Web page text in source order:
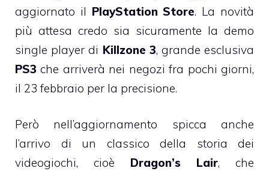
aggiornato il PlayStation Store. La novità
più attesa credo sia sicuramente la demo
single player di Killzone 3, grande esclusiva
PS3 che arriverà nei negozi fra pochi giorni,
il 23 febbraio per la precisione.
Però nell’aggiornamento spicca anche
l’arrivo di un classico della storia dei
videogiochi, cioè Dragon’s Lair, che